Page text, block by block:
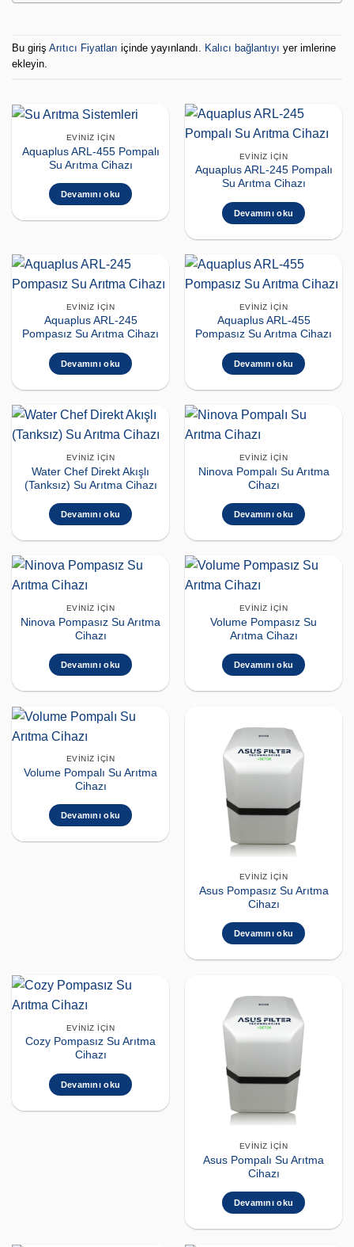
Bu giriş Arıtıcı Fiyatları içinde yayınlandı. Kalıcı bağlantıyı yer imlerine
ekleyin.
EVINIZ İÇIN
Aquaplus ARL-455 Pompalı
Su Arıtma Cihazı
Devamını oku
EVINIZ İÇIN
Aquaplus ARL-245 Pompalı
Su Arıtma Cihazı
Devamını oku
EVINIZ İÇIN
Aquaplus ARL-245
Pompasız Su Arıtma Cihazı
Devamını oku
EVINIZ İÇIN
Aquaplus ARL-455
Pompasız Su Arıtma Cihazı
Devamını oku
EVINIZ İÇIN
Water Chef Direkt Akışlı
(Tanksız) Su Arıtma Cihazı
Devamını oku
EVINIZ İÇIN
Ninova Pompalı Su Arıtma
Cihazı
Devamını oku
EVINIZ İÇIN
Ninova Pompasız Su Arıtma
Cihazı
Devamını oku
EVINIZ İÇIN
Volume Pompasız Su
Arıtma Cihazı
Devamını oku
EVINIZ İÇIN
Volume Pompalı Su Arıtma
Cihazı
Devamını oku
EVINIZ İÇIN
Asus Pompasız Su Arıtma
Cihazı
Devamını oku
EVINIZ İÇIN
Cozy Pompasız Su Arıtma
Cihazı
Devamını oku
EVINIZ İÇIN
Asus Pompalı Su Arıtma
Cihazı
Devamını oku